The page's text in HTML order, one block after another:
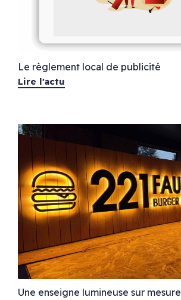
Le règlement local de publicité
Lire l'actu
Une enseigne lumineuse sur mesure